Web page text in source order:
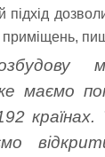
підхід
приміщень,
маємо